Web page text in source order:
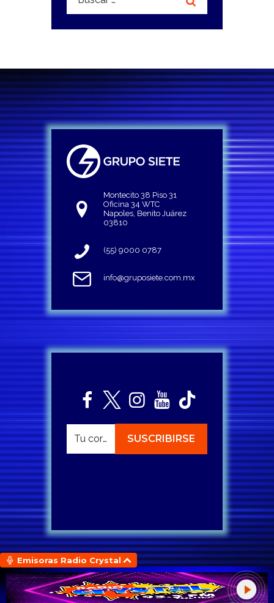
Montecito 38 Piso 31
Oficina 34 WTC
Napoles, Benito Juárez
03810
(55) 9000 0787
info@gruposiete.com.mx
Emisoras Radio Crystal